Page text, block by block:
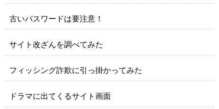
古いパスワードは要注意！
サイト改ざんを調べてみた
フィッシング詐欺に引っ掛かってみた
ドラマに出てくるサイト画面